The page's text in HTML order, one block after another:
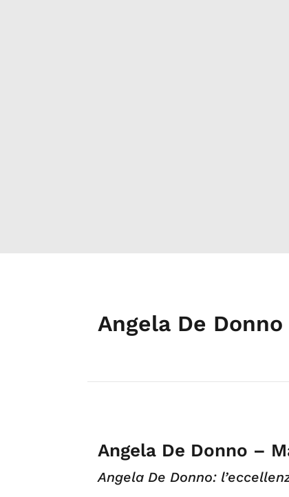
Angela De
Angela De Donno –
Angela De Donno: